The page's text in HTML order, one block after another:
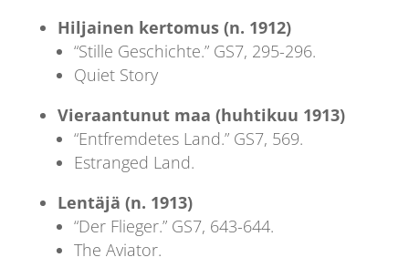
Hiljainen kertomus (n. 1912)
“Stille Geschichte.” GS7, 295-296.
Quiet Story
Vieraantunut maa (huhtikuu 1913)
“Entfremdetes Land.” GS7, 569.
Estranged Land.
Lentäjä (n. 1913)
“Der Flieger.” GS7, 643-644.
The Aviator.